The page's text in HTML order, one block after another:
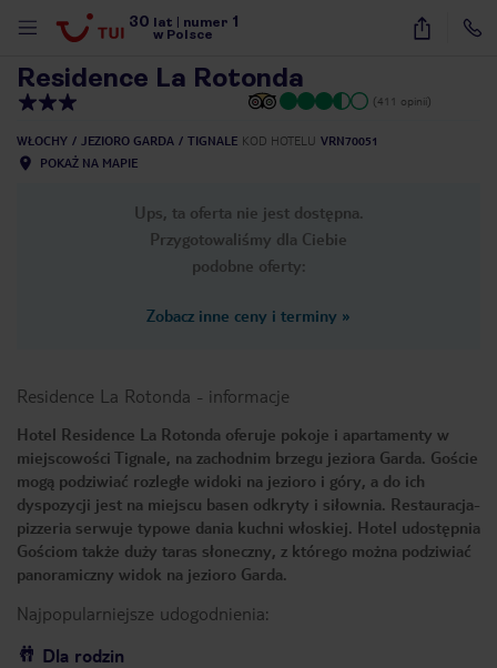
30 lat numer 1
w Polsce
11
Residence La Rotonda
(411 opinii)
WŁOCHY JEZIORO GARDA TIGNALE KOD HOTELU VRN70051
POKAŻ NA MAPIE
Ups, ta oferta nie jest dostępna.
Przygotowaliśmy dla Ciebie
podobne oferty:
Zobacz inne ceny i terminy »
Residence La Rotonda - informacje
Hotel Residence La Rotonda oferuje pokoje i apartamenty w
miejscowości Tignale, na zachodnim brzegu jeziora Garda. Goście
mogą podziwiać rozległe widoki na jezioro i góry, a do ich
dyspozycji jest na miejscu basen odkryty i siłownia. Restauracja-
pizzeria serwuje typowe dania kuchni włoskiej. Hotel udostępnia
Gościom także duży taras słoneczny, z którego można podziwiać
panoramiczny widok na jezioro Garda.
Najpopularniejsze udogodnienia:
Dla rodzin